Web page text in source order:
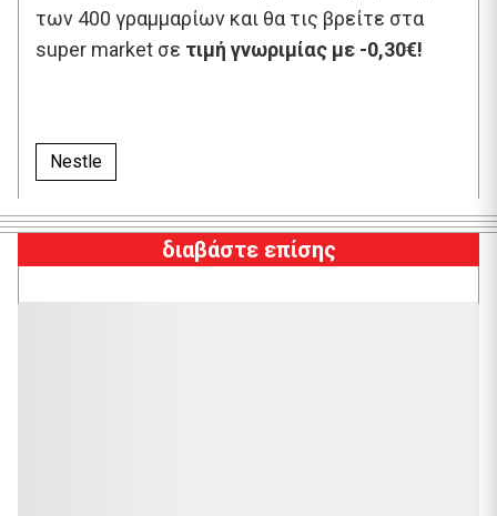
των 400 γραμμαρίων και θα τις βρείτε στα
super market σε τιμή γνωριμίας με -0,30€!
Nestle
διαβάστε επίσης